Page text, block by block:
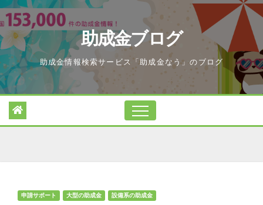
Skip
to
content
助成金ブログ
助成金情報検索サービス「助成金なう」のブログ
申請サポート 大型の助成金 設備系の助成金